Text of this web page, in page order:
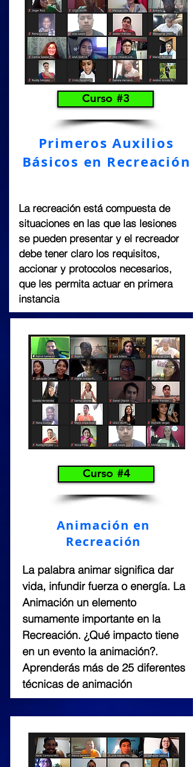
Curso #3
Primeros Auxilios
Básicos en Recreación
La recreación está compuesta de
situaciones en las que las lesiones
se pueden presentar y el recreador
debe tener claro los requisitos,
accionar y protocolos necesarios,
que les permita actuar en primera
instancia
Curso #4
Animación en
Recreación
La palabra animar significa dar
vida, infundir fuerza o energía. La
Animación un elemento
sumamente importante en la
Recreación. ¿Qué impacto tiene
en un evento la animación?.
Aprenderás más de 25 diferentes
técnicas de animación